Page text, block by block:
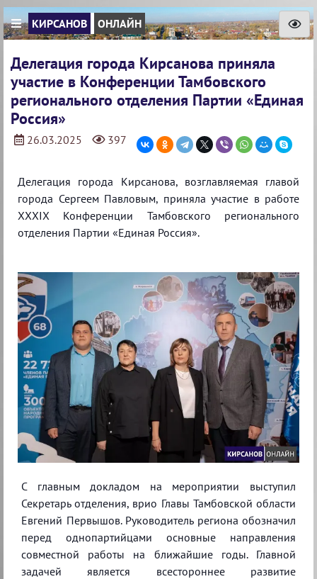
КИРСАНОВ ОНЛАЙН
Делегация города Кирсанова приняла
участие в Конференции Тамбовского
регионального отделения Партии «Единая
Россия»
26.03.2025 397
Делегация города Кирсанова, возглавляемая главой
города Сергеем Павловым, приняла участие в работе
XXXIX Конференции Тамбовского регионального
отделения Партии «Единая Россия».
С главным докладом на мероприятии выступил
Секретарь отделения, врио Главы Тамбовской области
Евгений Первышов. Руководитель региона обозначил
перед однопартийцами основные направления
совместной работы на ближайшие годы. Главной
задачей является всестороннее развитие